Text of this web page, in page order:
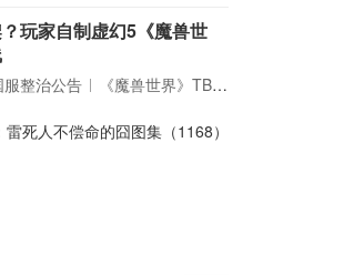
玩家自制虚幻5《魔兽世
服整治公告 《魔兽世界》TBC周年大更：双经典团本回归！